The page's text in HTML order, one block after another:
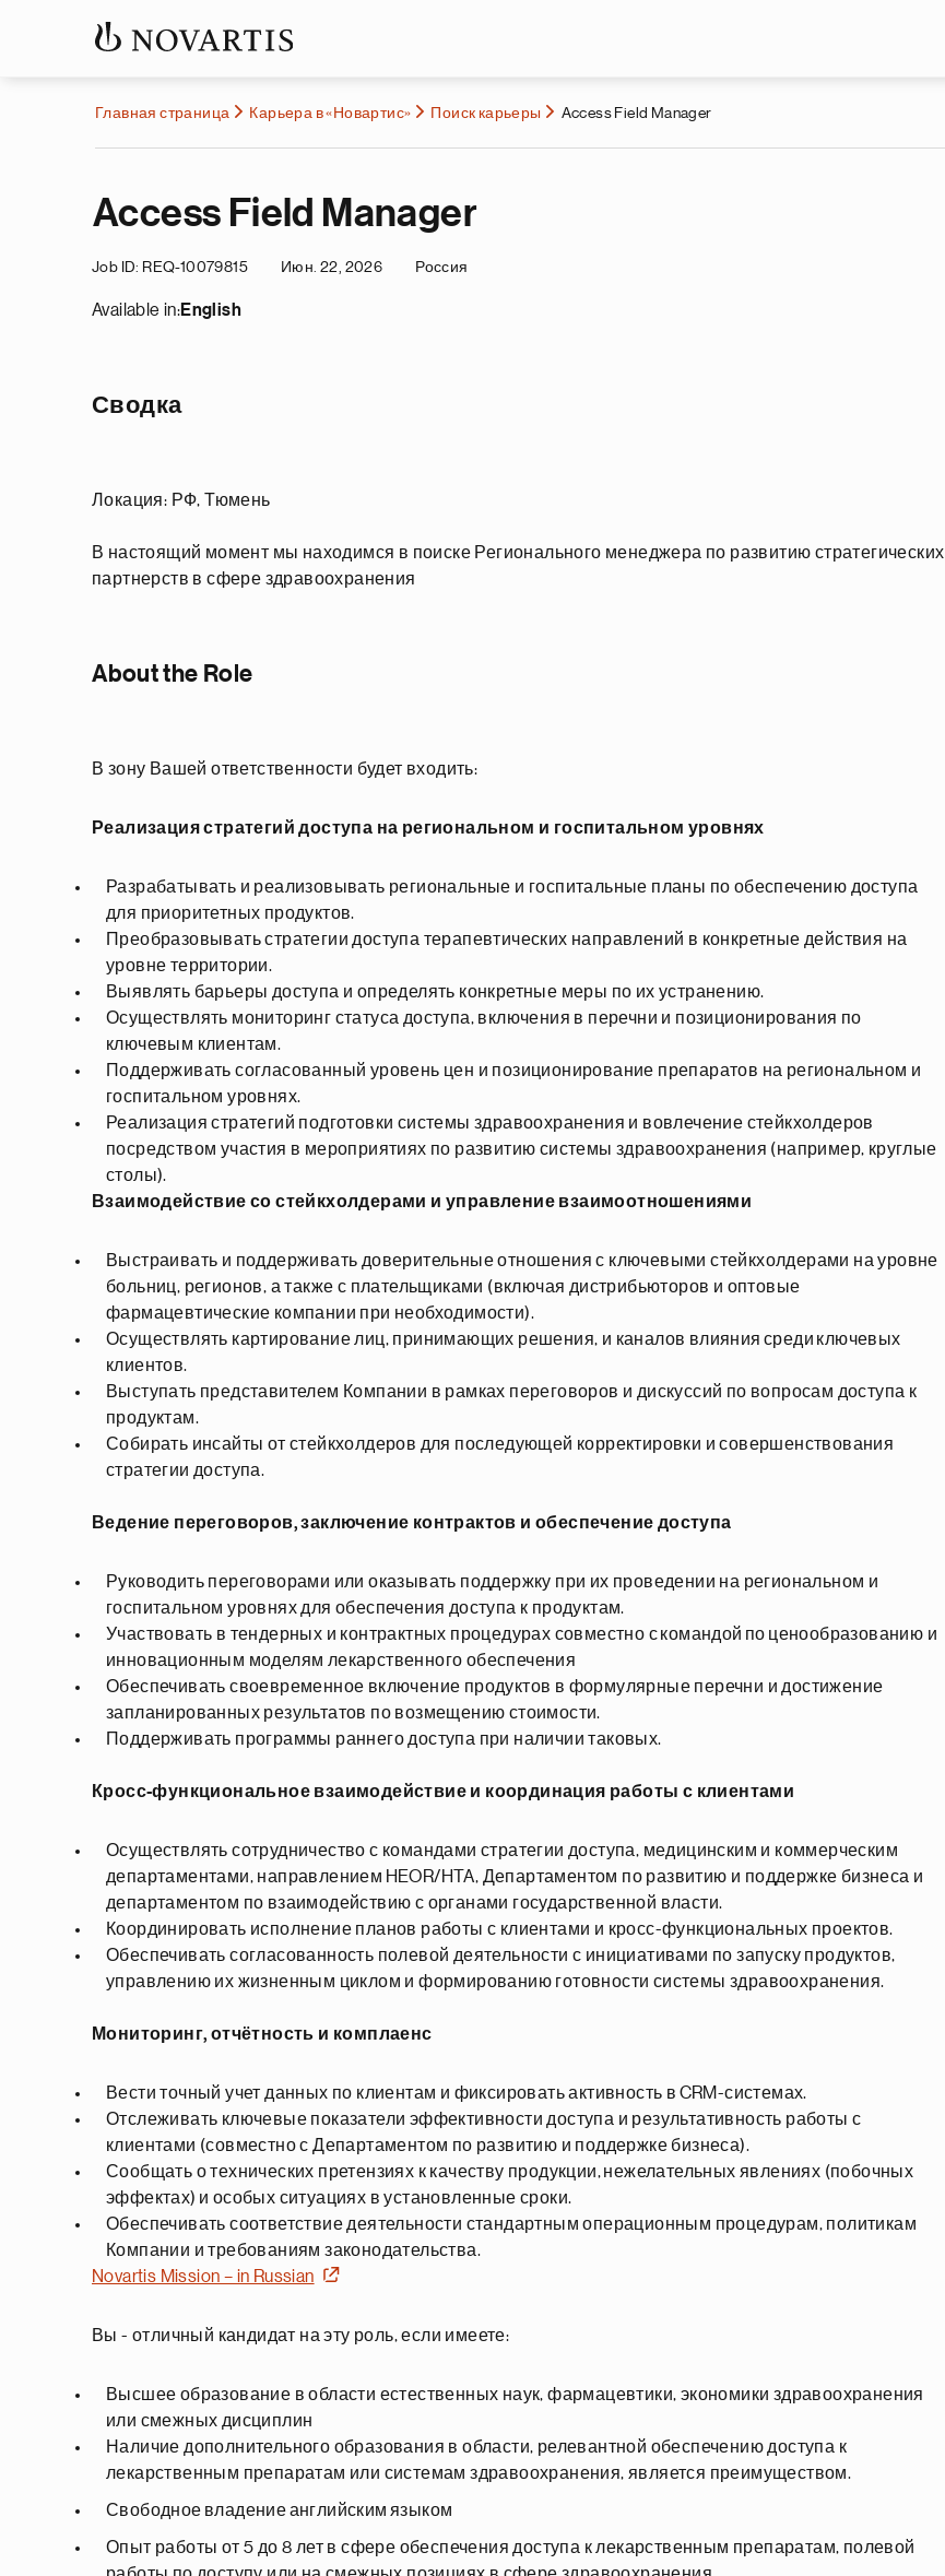
Главная страница Карьера в «Новартис» Поиск карьеры Access Field Manager
Access Field Manager
Job ID REQ-10079815 Июн. 22, 2026 Россия
Available in:English
Сводка
Локация: РФ, Тюмень
В настоящий момент мы находимся в поиске Регионального менеджера по развитию стратегических
партнерств в сфере здравоохранения
About the Role
В зону Вашей ответственности будет входить:
Реализация стратегий доступа на региональном и госпитальном уровнях
Разрабатывать и реализовывать региональные и госпитальные планы по обеспечению доступа
для приоритетных продуктов.
Преобразовывать стратегии доступа терапевтических направлений в конкретные действия на
уровне территории.
Выявлять барьеры доступа и определять конкретные меры по их устранению.
Осуществлять мониторинг статуса доступа, включения в перечни и позиционирования по
ключевым клиентам.
Поддерживать согласованный уровень цен и позиционирование препаратов на региональном и
госпитальном уровнях.
Реализация стратегий подготовки системы здравоохранения и вовлечение стейкхолдеров
посредством участия в мероприятиях по развитию системы здравоохранения (например, круглые
столы).
Взаимодействие со стейкхолдерами и управление взаимоотношениями
Выстраивать и поддерживать доверительные отношения с ключевыми стейкхолдерами на уровне
больниц, регионов, а также с плательщиками (включая дистрибьюторов и оптовые
фармацевтические компании при необходимости).
Осуществлять картирование лиц, принимающих решения, и каналов влияния среди ключевых
клиентов.
Выступать представителем Компании в рамках переговоров и дискуссий по вопросам доступа к
продуктам.
Собирать инсайты от стейкхолдеров для последующей корректировки и совершенствования
стратегии доступа.
Ведение переговоров, заключение контрактов и обеспечение доступа
Руководить переговорами или оказывать поддержку при их проведении на региональном и
госпитальном уровнях для обеспечения доступа к продуктам.
Участвовать в тендерных и контрактных процедурах совместно с командой по ценообразованию и
инновационным моделям лекарственного обеспечения
Обеспечивать своевременное включение продуктов в формулярные перечни и достижение
запланированных результатов по возмещению стоимости.
Поддерживать программы раннего доступа при наличии таковых.
Кросс-функциональное взаимодействие и координация работы с клиентами
Осуществлять сотрудничество с командами стратегии доступа, медицинским и коммерческим
департаментами, направлением HEOR/HTA, Департаментом по развитию и поддержке бизнеса и
департаментом по взаимодействию с органами государственной власти.
Координировать исполнение планов работы с клиентами и кросс-функциональных проектов.
Обеспечивать согласованность полевой деятельности с инициативами по запуску продуктов,
управлению их жизненным циклом и формированию готовности системы здравоохранения.
Мониторинг, отчётность и комплаенс
Вести точный учет данных по клиентам и фиксировать активность в CRM-системах.
Отслеживать ключевые показатели эффективности доступа и результативность работы с
клиентами (совместно с Департаментом по развитию и поддержке бизнеса).
Сообщать о технических претензиях к качеству продукции, нежелательных явлениях (побочных
эффектах) и особых ситуациях в установленные сроки.
Обеспечивать соответствие деятельности стандартным операционным процедурам, политикам
Компании и требованиям законодательства.
Novartis Mission – in Russian
Вы - отличный кандидат на эту роль, если имеете:
Высшее образование в области естественных наук, фармацевтики, экономики здравоохранения
или смежных дисциплин
Наличие дополнительного образования в области, релевантной обеспечению доступа к
лекарственным препаратам или системам здравоохранения, является преимуществом.
Свободное владение английским языком
Опыт работы от 5 до 8 лет в сфере обеспечения доступа к лекарственным препаратам, полевой